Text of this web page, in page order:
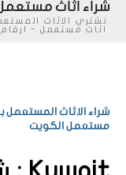
شراء اثاث
نشتري الاثاث
اثاث مستعمل -
شراء الاثاث المستعمل
مستعمل الكويت